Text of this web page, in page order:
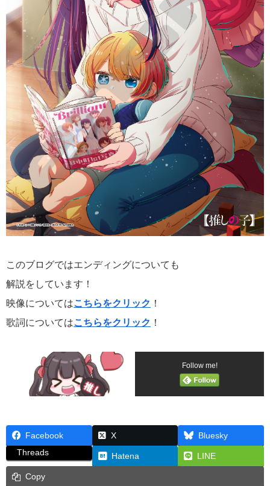
このブログではエンディングについても
解説をしています！
映像についてはこちらをクリック ！
歌詞についてはこちらをクリック ！
Follow me!
Facebook X
Bluesky
Threads
Hatena LINE
Copy